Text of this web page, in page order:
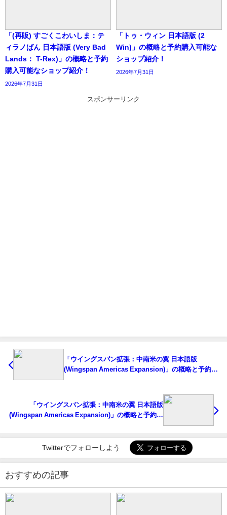
「(再販) すごくこわいしま：テ
ィラノばん 日本語版 (Very Bad
Lands： T-Rex)」の概略と予約
購入可能なショップ紹介！
2026年7月31日
「トゥ・ウィン 日本語版 (2
Win)」の概略と予約購入可能な
ショップ紹介！
2026年7月31日
スポンサーリンク
「ウイングスパン拡張：中南米の翼 日本語版
(Wingspan Americas Expansion)」の概略と予約購
「ウイングスパン拡張：中南米の翼 日本語版
(Wingspan Americas Expansion)」の概略と予約購
Twitterでフォローしよう
おすすめの記事